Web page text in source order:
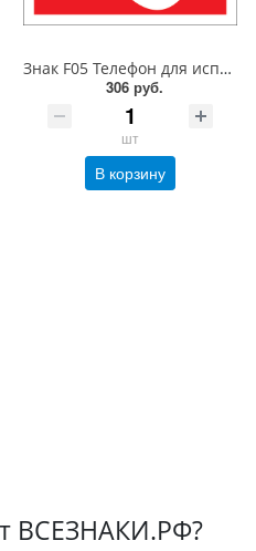
Знак F05 Телефон для использования при пожаре. 300x300 мм. металл 0.5 мм
306 руб.
шт
В корзину
ВСЕЗНАКИ.РФ?